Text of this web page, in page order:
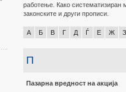
работење. Како систематизиран
законските и други прописи.
А Б В Г Д Ѓ Е Ж З
П
Пазарна вредност на акција